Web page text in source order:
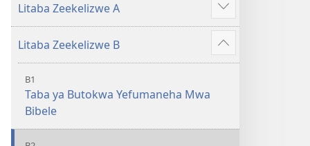
Litaba Zeekelizwe A
Show
more
Litaba Zeekelizwe B
Show
more
B1
Taba ya Butokwa Yefumaneha Mwa
Bibele